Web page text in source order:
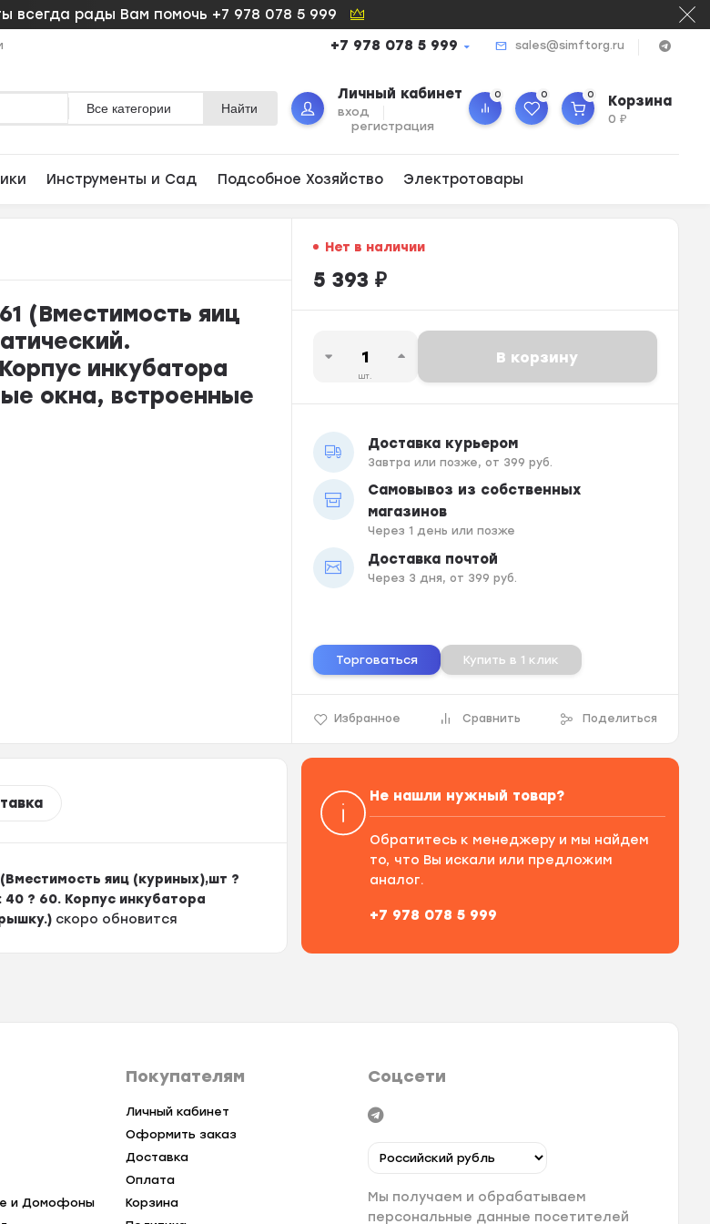
всегда рады Вам помочь +7 978 078 5 999
+7 978 078 5 999 sales@simftorg.ru
Все категории Найти
Личный кабинет
вход
регистрация
0 0 0 Корзина
0₽
Инструменты и Сад Подсобное Хозяйство Электротовары
(Вместимость яиц
инкубатора
окна, встроенные
Нет в наличии
5 393 ₽
шт.
В корзину
Доставка курьером
Завтра или позже, от 399 руб.
Самовывоз из собственных
магазинов
Через 1 день или позже
Доставка почтой
Через 3 дня, от 399 руб.
Избранное Сравнить Поделиться
Торговаться Купить в 1 клик
яиц (куриных),шт ?
? 60. Корпус инкубатора
скоро обновится
Не нашли нужный товар?
Обратитесь к менеджеру и мы найдем
то, что Вы искали или предложим
аналог.
+7 978 078 5 999
и Домофоны
Покупателям
Личный кабинет
Оформить заказ
Доставка
Оплата
Корзина
Соцсети
Мы получаем и обрабатываем
персональные данные посетителей